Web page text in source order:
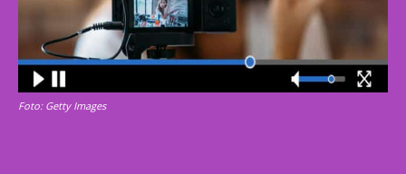
Foto: Getty Images